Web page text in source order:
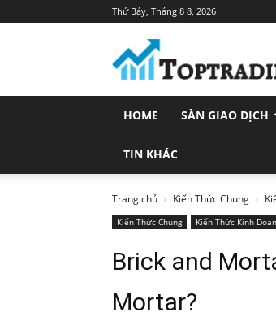
Thứ Bảy, Tháng 8 8, 2026
Trang
Tin
Tức
Đầu
HOME SÀN GIAO DỊCH
TIN KHÁC
Trang chủ Kiến Thức Chung
Kiến Thức Chung Kiến Thức Kinh
Brick and
Mortar?